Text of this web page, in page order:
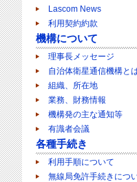
Lascom News
利用契約約款
機構について
理事長メッセージ
自治体衛星通信機構と
組織、所在地
業務、財務情報
機構発の主な通知等
有識者会議
各種手続き
利用手順について
無線局免許手続きにつ